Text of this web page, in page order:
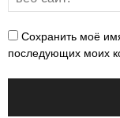
Сохранить моё
последующих моих